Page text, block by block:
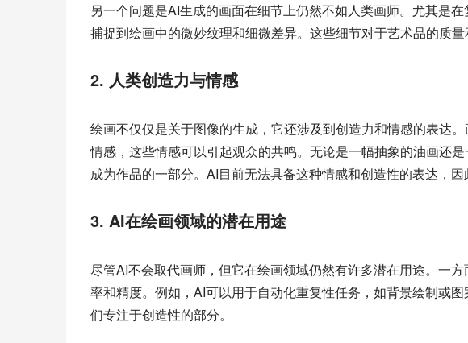
另一个问题是AI生成的画面在细节上仍然不如人类画师。尤其是
捕捉到绘画中的微妙纹理和细微差异。这些细节对于艺术品的质
2. 人类创造力与情感
绘画不仅仅是关于图像的生成，它还涉及到创造力和情感的表达
情感，这些情感可以引起观众的共鸣。无论是一幅抽象的油画还
成为作品的一部分。AI目前无法具备这种情感和创造性的表达，因
3. AI在绘画领域的潜在用途
尽管AI不会取代画师，但它在绘画领域仍然有许多潜在用途。一
率和精度。例如，AI可以用于自动化重复性任务，如背景绘制或
们专注于创造性的部分。